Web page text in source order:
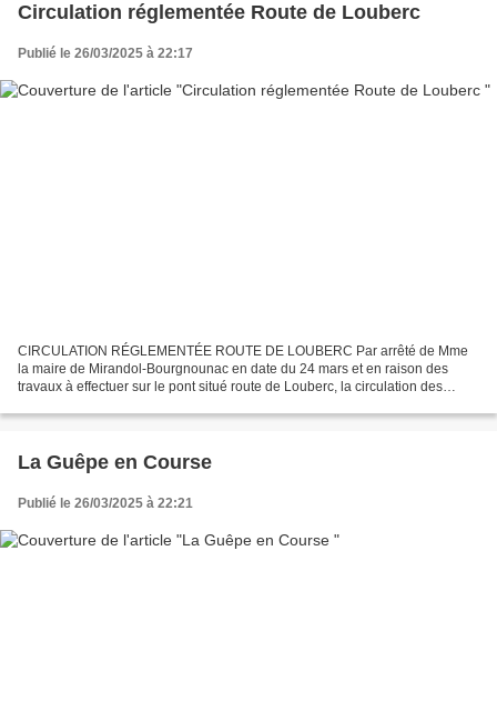
Circulation réglementée Route de Louberc
Publié le 26/03/2025 à 22:17
CIRCULATION RÉGLEMENTÉE ROUTE DE LOUBERC Par arrêté de Mme
la maire de Mirandol-Bourgnounac en date du 24 mars et en raison des
travaux à effectuer sur le pont situé route de Louberc, la circulation des
La Guêpe en Course
Publié le 26/03/2025 à 22:21